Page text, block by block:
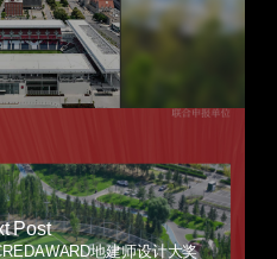
Post
地建师设计大奖